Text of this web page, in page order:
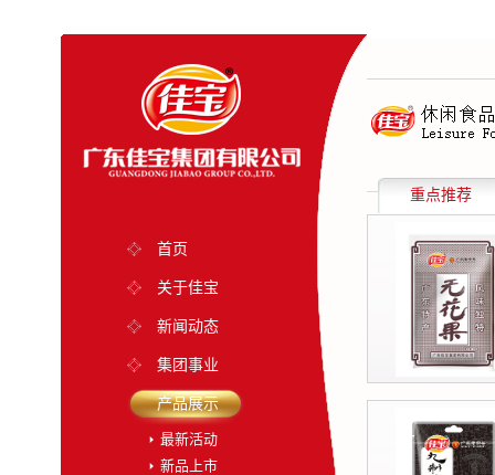
首页
关于佳宝
新闻动态
集团事业
产品展示
最新活动
新品上市
重点推荐